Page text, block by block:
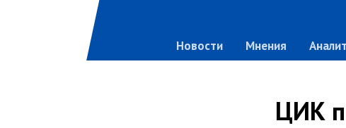
Новости Мнения
ЦИК